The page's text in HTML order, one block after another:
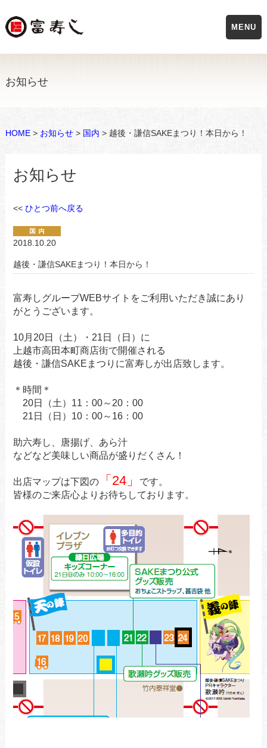
お知らせ
HOME> お知らせ> 国内 > 越後・謙信SAKEまつり！本日から！
お知らせ
<< ひとつ前へ戻る
2018.10.20
越後・謙信SAKEまつり！本日から！
富寿しグループWEBサイトをご利用いただき誠にあり
がとうございます。
10月20日（土）・21日（日）に
上越市高田本町商店街で開催される
越後・謙信SAKEまつりに富寿しが出店致します。
＊時間＊
20日（土）11：00～20：00
21日（日）10：00～16：00
助六寿し、唐揚げ、あら汁
などなど美味しい商品が盛りだくさん！
出店マップは下図の「24」
です。
皆様のご来店心よりお待ちしております。
MENU